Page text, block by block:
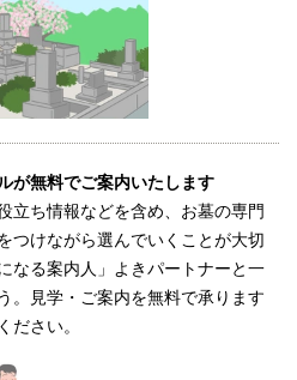
が無料でご案内いたします
立ち情報などを含め、お墓の専門
つけながら選んでいくことが大切
なる案内人」よきパートナーと一
。見学・ご案内を無料で承ります
ださい。